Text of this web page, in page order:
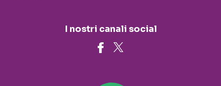
I nostri canali social